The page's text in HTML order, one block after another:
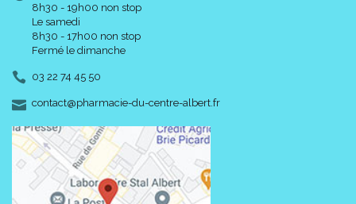
8h30 - 19h00 non stop
Le samedi
8h30 - 17h00 non stop
Fermé le dimanche
03 22 74 45 50
contact-
@-
pharmacie-du-centre-albert.fr